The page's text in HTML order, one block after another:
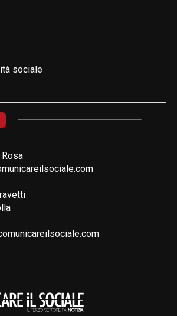
sociale
Rosa